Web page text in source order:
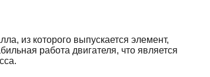
из которого выпускается элемент,
работа двигателя, что является